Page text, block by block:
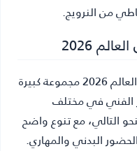
من النرويج.
2026
ضمت قائمة منتخب مصر في كأس العالم 2026 مجموعة كبيرة
الفني في مختلف
التالي، مع تنوع واضح
البدني والمهاري.